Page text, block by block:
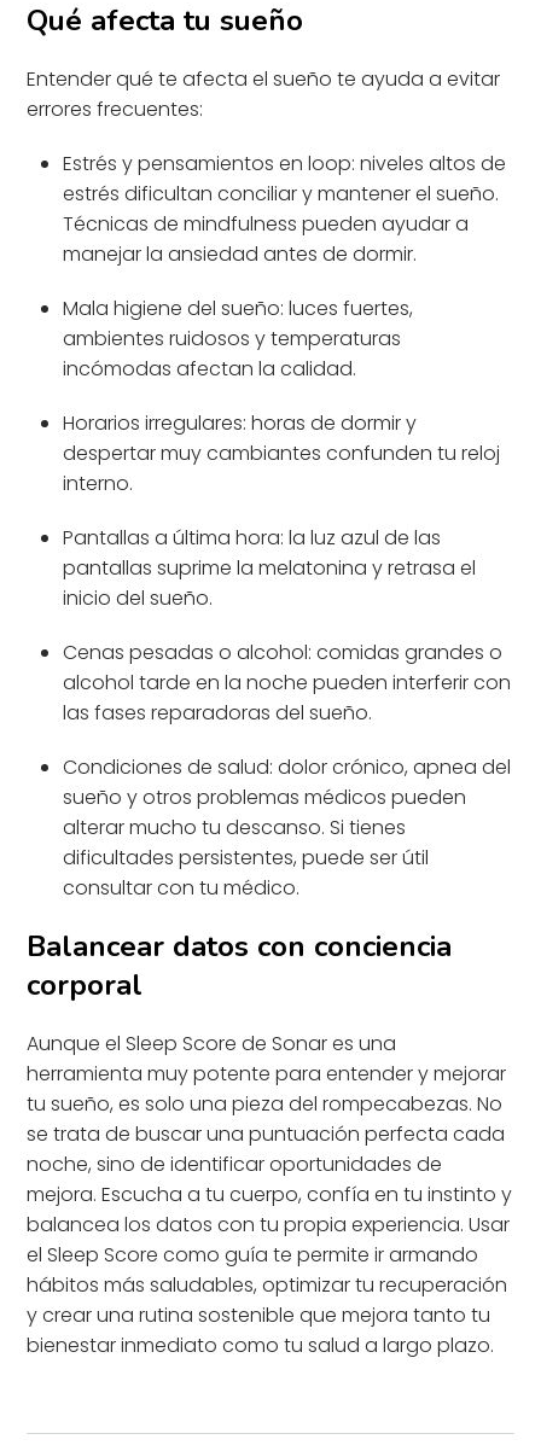
Qué afecta tu sueño
Entender qué te afecta el sueño te ayuda a evitar
errores frecuentes:
Estrés y pensamientos en loop: niveles altos de
estrés dificultan conciliar y mantener el sueño.
Técnicas de mindfulness pueden ayudar a
manejar la ansiedad antes de dormir.
Mala higiene del sueño: luces fuertes,
ambientes ruidosos y temperaturas
incómodas afectan la calidad.
Horarios irregulares: horas de dormir y
despertar muy cambiantes confunden tu reloj
interno.
Pantallas a última hora: la luz azul de las
pantallas suprime la melatonina y retrasa el
inicio del sueño.
Cenas pesadas o alcohol: comidas grandes o
alcohol tarde en la noche pueden interferir con
las fases reparadoras del sueño.
Condiciones de salud: dolor crónico, apnea del
sueño y otros problemas médicos pueden
alterar mucho tu descanso. Si tienes
dificultades persistentes, puede ser útil
consultar con tu médico.
Balancear datos con conciencia
corporal
Aunque el Sleep Score de Sonar es una
herramienta muy potente para entender y mejorar
tu sueño, es solo una pieza del rompecabezas. No
se trata de buscar una puntuación perfecta cada
noche, sino de identificar oportunidades de
mejora. Escucha a tu cuerpo, confía en tu instinto y
balancea los datos con tu propia experiencia. Usar
el Sleep Score como guía te permite ir armando
hábitos más saludables, optimizar tu recuperación
y crear una rutina sostenible que mejora tanto tu
bienestar inmediato como tu salud a largo plazo.